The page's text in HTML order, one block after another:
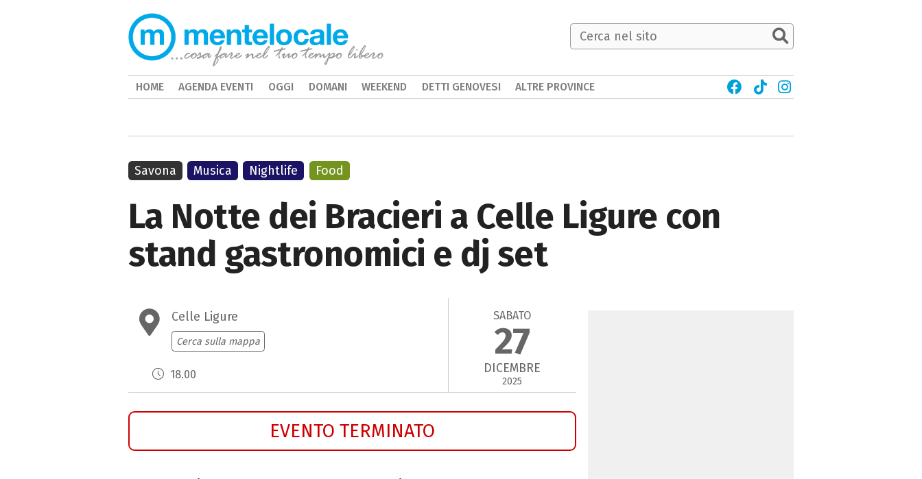
La Notte dei Bracieri a Celle Ligure con
stand gastronomici e dj set
Celle Ligure
Cerca sulla mappa
18.00
SABATO
27
DICEMBRE
2025
EVENTO TERMINATO
Savona Musica Nightlife Food
HOME AGENDA EVENTI OGGI DOMANI WEEKEND DETTI GENOVESI ALTRE PROVINCE